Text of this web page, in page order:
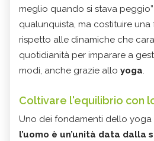
meglio quando si stava
qualunquista, ma costituire
rispetto alle dinamiche che
quotidianità per imparare a
modi, anche grazie allo yoga.
Coltivare l'equilibrio con
Uno dei fondamenti dello
l’uomo è un’unità data dalla